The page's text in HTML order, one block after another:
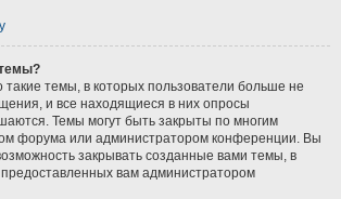
темы, в которых пользователи больше не
и все находящиеся в них опросы
Темы могут быть закрыты по многим
форума или администратором конференции. Вы
закрывать созданные вами темы, в
вам администратором